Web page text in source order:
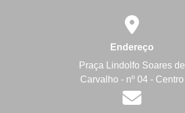
Endereço
Praça Lindolfo Soares de
Carvalho - nº 04 - Centro